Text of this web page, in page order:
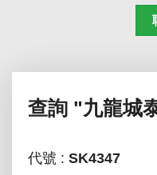
查詢 "九龍城
代號 : SK4347